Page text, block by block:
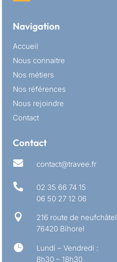
Navigation
Accueil
Nous connaitre
Nos métiers
Nos références
Nous rejoindre
Contact
Contact
 contact@travee.fr

02 35 66 74 15
06 50 27 12 06

216 route de neufchâtel
76420 Bihorel

Lundi – Vendredi :
8h30 – 18h30